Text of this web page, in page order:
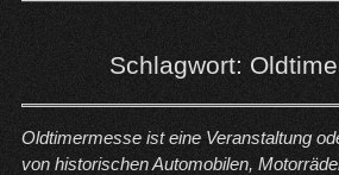
Schlagwort:
Oldtimermesse ist eine Veranstaltung
von historischen Automobilen,